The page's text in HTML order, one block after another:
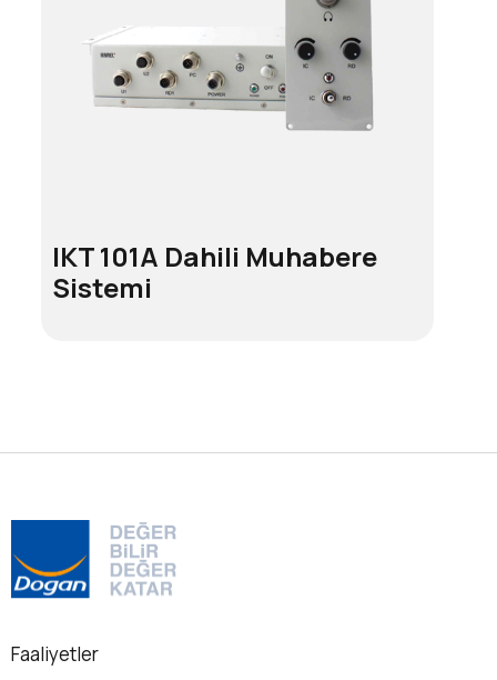
IKT 101A Dahili Muhabere
Sistemi
Faaliyetler